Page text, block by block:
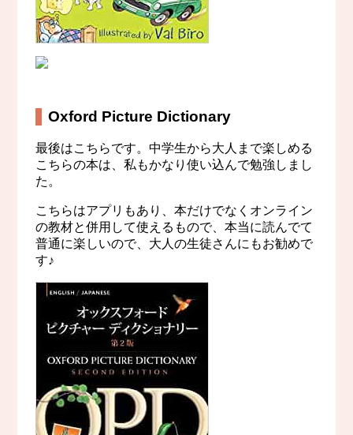
Oxford Picture Dictionary
最後はこちらです。中学生から大人まで楽しめる
こちらの本は、私もかなり使い込んで勉強しまし
た。
こちらはアプリもあり、本だけでなくオンライン
の教材と併用して使えるもので、本当に読んでて
普通に楽しいので、大人の生徒さんにもお勧めで
す♪